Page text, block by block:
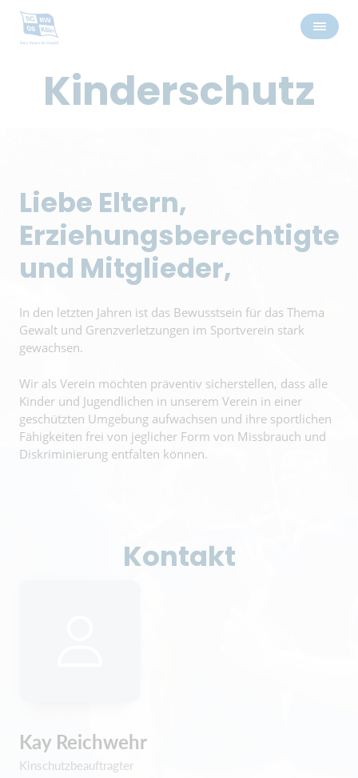
Kinderschutz
Liebe Eltern,
Erziehungsberechtigte
und Mitglieder,
In den letzten Jahren ist das Bewusstsein für das Thema
Gewalt und Grenzverletzungen im Sportverein stark
gewachsen.
Wir als Verein möchten präventiv sicherstellen, dass alle
Kinder und Jugendlichen in unserem Verein in einer
geschützten Umgebung aufwachsen und ihre sportlichen
Fähigkeiten frei von jeglicher Form von Missbrauch und
Diskriminierung entfalten können.
Kontakt
Kay Reichwehr
Kinschutzbeauftragter